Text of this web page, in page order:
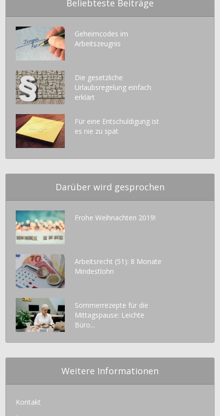
Beliebteste Beiträge
Geheimcodes im
Arbeitszeugnis
Die gesetzliche
Urlaubsregelung einfach
erklärt
Für eine Entschuldigung ist
es nie zu spät
Darüber wird gesprochen
Frohe Weihnachten 2019!
Arbeitsrecht (51): 8 Monate
Mindestlohn
Sommerrezepte für die
Mittagspause: Leichte
Büro...
Weitere Informationen
Kontakt